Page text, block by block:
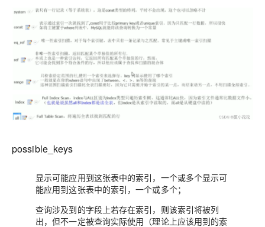
possible_keys
显示可能应用到这张表中的索引，一个或多个显示可
能应用到这张表中的索引，一个或多个；
查询涉及到的字段上若存在索引，则该索引将被列
出，但不一定被查询实际使用（理论上应该用到的索